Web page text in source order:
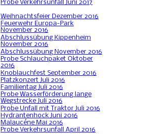
Probe Verkehrsunfall Juni 2017
Weihnachtsfeier Dezember 2016
Feuerwehr Europa-Park
November 2016
Abschlussübung Kippenheim
November 2016
Abschlussübung November 2016
Probe Schlauchpaket Oktober
2016
Knoblauchfest September 2016
Platzkonzert Juli 2016
Familientag Juli 2016
Probe Wasserförderung lange
Wegstrecke Juli 2016
Probe Unfall mit Traktor Juli 2016
Hydrantenhock Juni 2016
Malaucéne Mai 2016
Probe Verkehrsunfall April 2016